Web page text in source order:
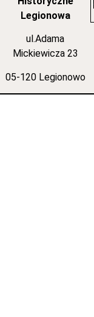
Legionowa
ul.Adama
Mickiewicza 23
05-120 Legionowo